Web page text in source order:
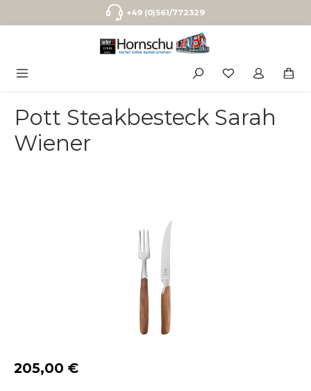
Zum Hauptinhalt springen+49 (0)561/772329
Pott Steakbesteck Sarah
Wiener
Regulärer Preis:
205,00 €